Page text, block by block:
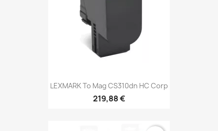
LEXMARK To Mag CS310dn HC Corp
219,88 €